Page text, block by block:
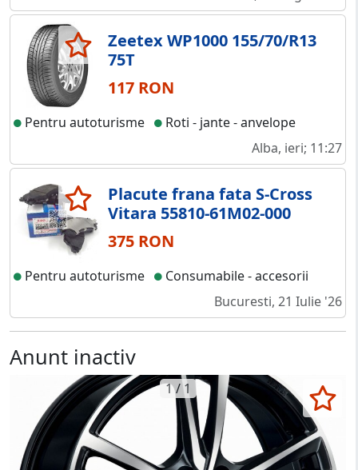
Zeetex WP1000 155/70/R13
75T
117 RON
Pentru autoturisme
Roti - jante - anvelope
Alba, ieri; 11:27
Placute frana fata S-Cross
Vitara 55810-61M02-000
375 RON
Pentru autoturisme
Consumabile - accesorii
Bucuresti, 21 Iulie '26
Anunt inactiv
1 / 1